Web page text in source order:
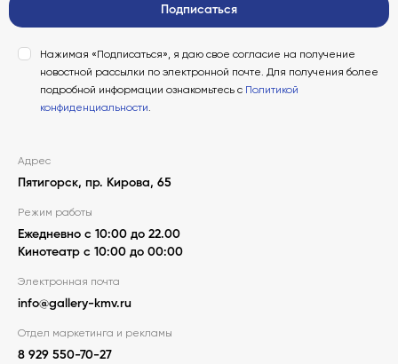
Подписаться
Нажимая «Подписаться», я даю свое согласие на получение
новостной рассылки по электронной почте. Для получения более
подробной информации ознакомьтесь с Политикой
конфиденциальности.
Адрес
Пятигорск, пр. Кирова, 65
Режим работы
Ежедневно с 10:00 до 22.00
Кинотеатр с 10:00 до 00:00
Электронная почта
info@gallery-kmv.ru
Отдел маркетинга и рекламы
8 929 550-70-27